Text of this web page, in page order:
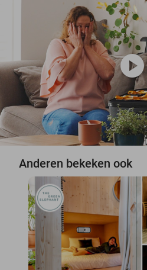
play_circle
Anderen bekeken ook